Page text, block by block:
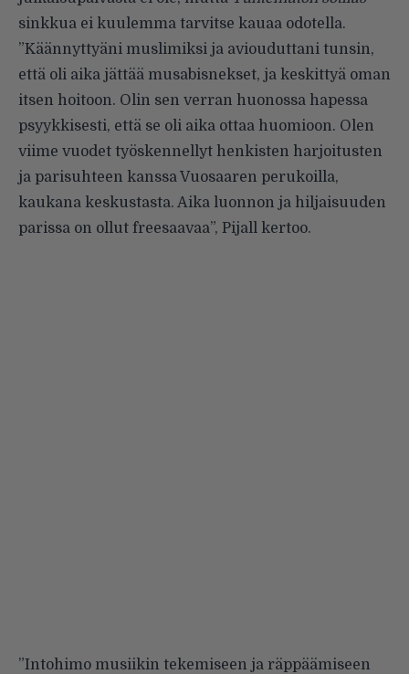
sinkkua ei kuulemma tarvitse kauaa odotella.
”Käännyttyäni muslimiksi ja aviouduttani tunsin,
että oli aika jättää musabisnekset, ja keskittyä oman
itsen hoitoon. Olin sen verran huonossa hapessa
psyykkisesti, että se oli aika ottaa huomioon. Olen
viime vuodet työskennellyt henkisten harjoitusten
ja parisuhteen kanssa Vuosaaren perukoilla,
kaukana keskustasta. Aika luonnon ja hiljaisuuden
parissa on ollut freesaavaa”, Pijall kertoo.
”Intohimo musiikin tekemiseen ja räppäämiseen